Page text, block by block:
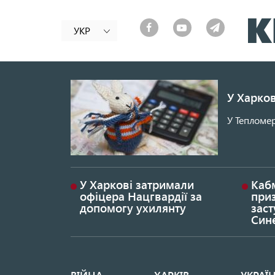
УКР
У
У
У Харкові затримали
офіцера Нацгвардії за
допомогу ухилянту